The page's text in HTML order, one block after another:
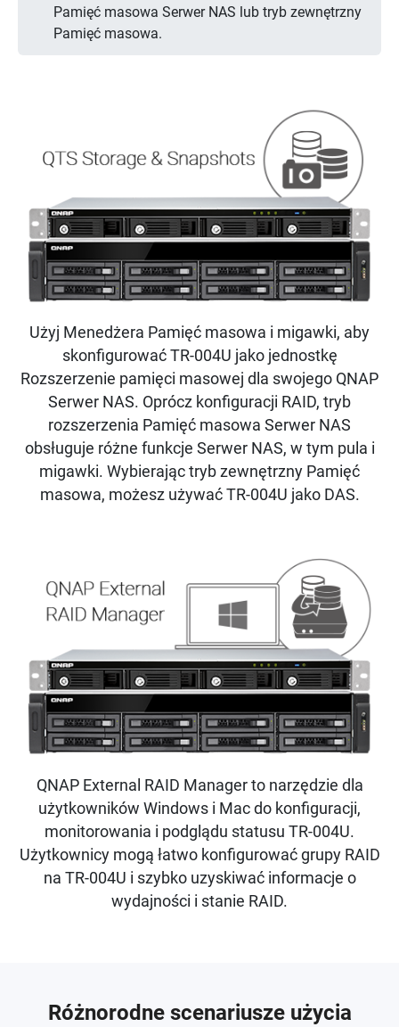
Pamięć masowa Serwer NAS lub tryb zewnętrzny
Pamięć masowa.
Użyj Menedżera Pamięć masowa i migawki, aby
skonfigurować TR-004U jako jednostkę
Rozszerzenie pamięci masowej dla swojego QNAP
Serwer NAS. Oprócz konfiguracji RAID, tryb
rozszerzenia Pamięć masowa Serwer NAS
obsługuje różne funkcje Serwer NAS, w tym pula i
migawki. Wybierając tryb zewnętrzny Pamięć
masowa, możesz używać TR-004U jako DAS.
QNAP External RAID Manager to narzędzie dla
użytkowników Windows i Mac do konfiguracji,
monitorowania i podglądu statusu TR-004U.
Użytkownicy mogą łatwo konfigurować grupy RAID
na TR-004U i szybko uzyskiwać informacje o
wydajności i stanie RAID.
Różnorodne scenariusze użycia